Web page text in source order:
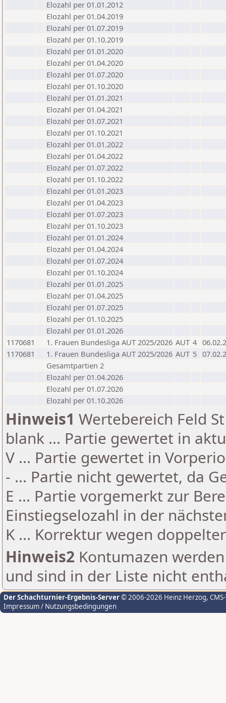
Elozahl per 01.01.2012
Elozahl per 01.04.2019
Elozahl per 01.07.2019
Elozahl per 01.10.2019
Elozahl per 01.01.2020
Elozahl per 01.04.2020
Elozahl per 01.07.2020
Elozahl per 01.10.2020
Elozahl per 01.01.2021
Elozahl per 01.04.2021
Elozahl per 01.07.2021
Elozahl per 01.10.2021
Elozahl per 01.01.2022
Elozahl per 01.04.2022
Elozahl per 01.07.2022
Elozahl per 01.10.2022
Elozahl per 01.01.2023
Elozahl per 01.04.2023
Elozahl per 01.07.2023
Elozahl per 01.10.2023
Elozahl per 01.01.2024
Elozahl per 01.04.2024
Elozahl per 01.07.2024
Elozahl per 01.10.2024
Elozahl per 01.01.2025
Elozahl per 01.04.2025
Elozahl per 01.07.2025
Elozahl per 01.10.2025
Elozahl per 01.01.2026
1170681
1. Frauen Bundesliga AUT 2025/2026 AUT 4
1170681
1. Frauen Bundesliga AUT 2025/2026 AUT 5
Gesamtpartien 2
Elozahl per 01.04.2026
Elozahl per 01.07.2026
Elozahl per 01.10.2026
Hinweis1 Wertebereich Feld
blank ... Partie gewertet in
V ... Partie gewertet in
- ... Partie nicht gewertet, da
E ... Partie vorgemerkt zur
Einstiegselozahl in der
K ... Korrektur wegen
Hinweis2 Kontumazen
und sind in der Liste nicht
Der Schachturnier-Ergebnis-Server© 2006-2026 Heinz Herzog,
Impressum / Nutzungsbedingungen